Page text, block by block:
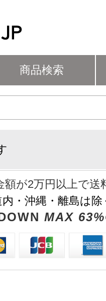
商品検索
額が2万円以上で送
内・沖縄・離島は
MAX